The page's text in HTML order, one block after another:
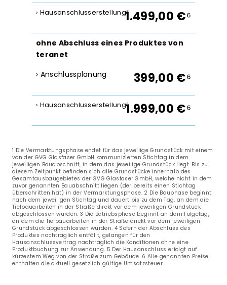
› Hausanschlusserstellung⁵
1.499,00 €⁶
ohne Abschluss eines Produktes von
teranet
› Anschlussplanung
399,00 €⁶
› Hausanschlusserstellung⁵
1.999,00 €⁶
1 Die Vermarktungsphase endet für das jeweilige Grundstück mit einem
von der GVG Glasfaser GmbH kommunizierten Stichtag in dem
jeweiligen Bauabschnitt, in dem das jeweilige Grundstück liegt. Bis zu
diesem Zeitpunkt befinden sich alle Grundstücke innerhalb des
Gesamtausbaugebietes der GVG Glasfaser GmbH, welche nicht in dem
zuvor genannten Bauabschnitt liegen (der bereits einen Stichtag
überschritten hat) in der Vermarktungsphase. 2 Die Bauphase beginnt
nach dem jeweiligen Stichtag und dauert bis zu dem Tag, an dem die
Tiefbauarbeiten in der Straße direkt vor dem jeweiligen Grundstück
abgeschlossen wurden. 3 Die Betriebsphase beginnt an dem Folgetag,
an dem die Tiefbauarbeiten in der Straße direkt vor dem jeweiligen
Grundstück abgeschlossen wurden. 4 Sofern der Abschluss des
Produktes nachträglich entfällt, gelangen für den
Hausanschlussvertrag nachträglich die Konditionen ohne eine
Produktbuchung zur Anwendung. 5 Der Hausanschluss erfolgt auf
kürzestem Weg von der Straße zum Gebäude. 6 Alle genannten Preise
enthalten die aktuell gesetzlich gültige Umsatzsteuer.